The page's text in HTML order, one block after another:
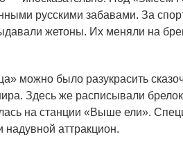
русскими забавами. За
жетоны. Их меняли на
можно было разукрасить
Здесь же расписывали
на станции «Выше ели».
надувной аттракцион.